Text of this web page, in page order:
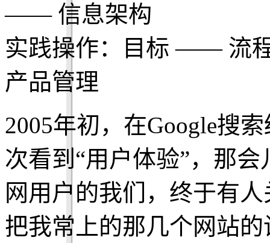
—— 信息架构
实践操作：目标 ——
产品管理
2005年初，在Google搜
次看到“用户体验”，那
网用户的我们，终于有
把我常上的那几个网站